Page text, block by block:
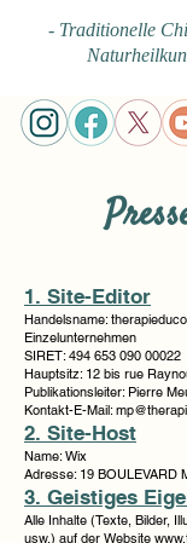
- Traditionelle
1. Site-Editor
Handelsname:
Einzelunternehmen
SIRET:494 653 090 00022
Hauptsitz: 12 bis rue
Publikationsleiter: Pierre
Kontakt-E-Mail:
2. Site-Host
Name: Wix
Adresse: 19 BOULEVARD
3. Geistiges
Alle Inhalte (Texte, Bilder,
usw.) auf der Website